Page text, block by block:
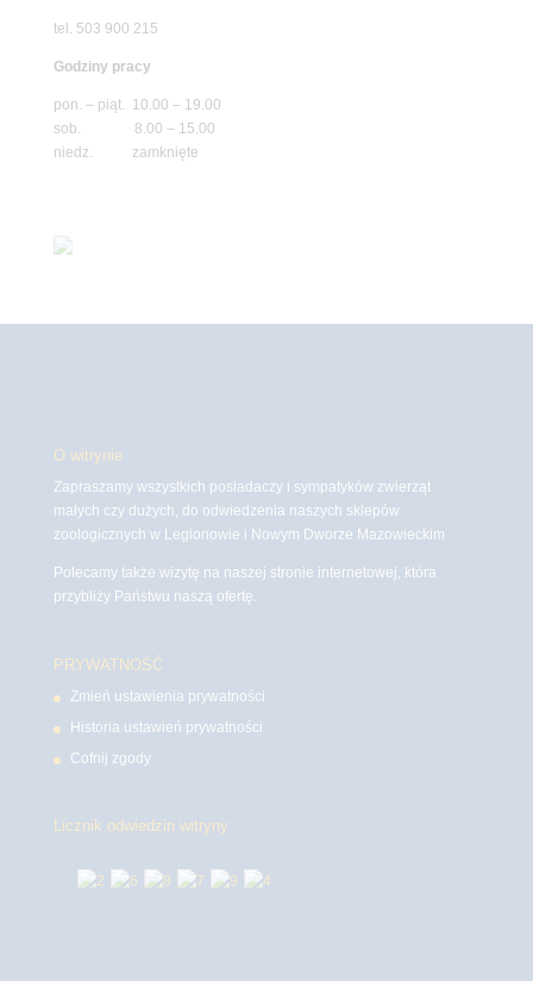
tel. 503 900 215
Godziny pracy
pon. – piąt. 10.00 – 19.00
sob. 8.00 – 15.00
niedz. zamknięte
O witrynie
Zapraszamy wszystkich posiadaczy i sympatyków zwierząt
małych czy dużych, do odwiedzenia naszych sklepów
zoologicznych w Legionowie i Nowym Dworze Mazowieckim
Polecamy także wizytę na naszej stronie internetowej, która
przybliży Państwu naszą ofertę.
PRYWATNOŚĆ
Zmień ustawienia prywatności
Historia ustawień prywatności
Cofnij zgody
Licznik odwiedzin witryny